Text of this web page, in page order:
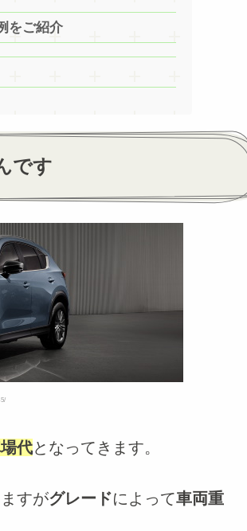
をご紹介
です
代となってきます。
すがグレードによって車両重